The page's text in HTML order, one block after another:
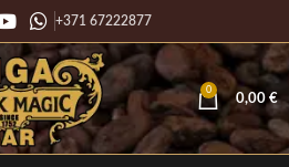
+371 67222877
0
0,00 €